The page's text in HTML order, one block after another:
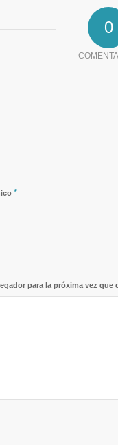
0
*
para la próxima vez que